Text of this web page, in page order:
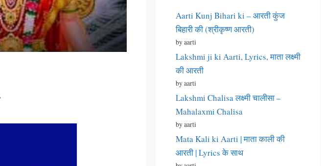
Aarti Kunj Bihari ki – आरती कुंज
बिहारी की (श्रीकृष्ण आरती)
by aarti
Lakshmi ji ki Aarti, Lyrics, माता लक्ष्मी
की आरती
by aarti
Lakshmi Chalisa लक्ष्मी चालीसा –
Mahalaxmi Chalisa
by aarti
Mata Kali ki Aarti | माता काली की
आरती | Lyrics के साथ